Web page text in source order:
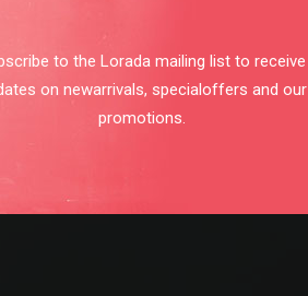
to the Lorada mailing list to receive
on newarrivals, specialoffers and our
promotions.
cô cũng không bỏ lỡ